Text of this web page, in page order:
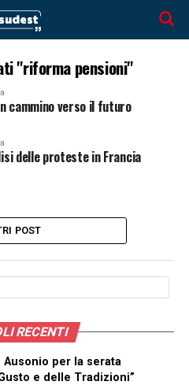
"riforma pensioni"
cammino verso il futuro
delle proteste in Francia
POST
RECENTI
Ausonio per la serata
e delle Tradizioni”